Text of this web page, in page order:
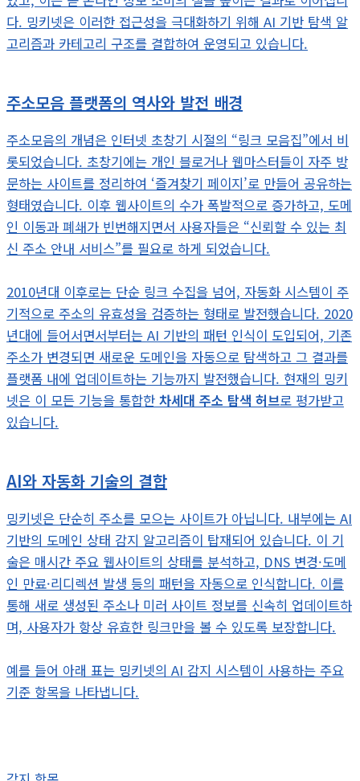
다. 밍키넷은 이러한 접근성을 극대화하기 위해 AI 기반 탐색 알
고리즘과 카테고리 구조를 결합하여 운영되고 있습니다.
주소모음 플랫폼의 역사와 발전 배경
주소모음의 개념은 인터넷 초창기 시절의 “링크 모음집”에서 비
롯되었습니다. 초창기에는 개인 블로거나 웹마스터들이 자주 방
문하는 사이트를 정리하여 ‘즐겨찾기 페이지’로 만들어 공유하는
형태였습니다. 이후 웹사이트의 수가 폭발적으로 증가하고, 도메
인 이동과 폐쇄가 빈번해지면서 사용자들은 “신뢰할 수 있는 최
신 주소 안내 서비스”를 필요로 하게 되었습니다.
2010년대 이후로는 단순 링크 수집을 넘어, 자동화 시스템이 주
기적으로 주소의 유효성을 검증하는 형태로 발전했습니다. 2020
년대에 들어서면서부터는 AI 기반의 패턴 인식이 도입되어, 기존
주소가 변경되면 새로운 도메인을 자동으로 탐색하고 그 결과를
플랫폼 내에 업데이트하는 기능까지 발전했습니다. 현재의 밍키
넷은 이 모든 기능을 통합한 차세대 주소 탐색 허브로 평가받고
있습니다.
AI와 자동화 기술의 결합
밍키넷은 단순히 주소를 모으는 사이트가 아닙니다. 내부에는 AI
기반의 도메인 상태 감지 알고리즘이 탑재되어 있습니다. 이 기
술은 매시간 주요 웹사이트의 상태를 분석하고, DNS 변경·도메
인 만료·리디렉션 발생 등의 패턴을 자동으로 인식합니다. 이를
통해 새로 생성된 주소나 미러 사이트 정보를 신속히 업데이트하
며, 사용자가 항상 유효한 링크만을 볼 수 있도록 보장합니다.
예를 들어 아래 표는 밍키넷의 AI 감지 시스템이 사용하는 주요
기준 항목을 나타냅니다.